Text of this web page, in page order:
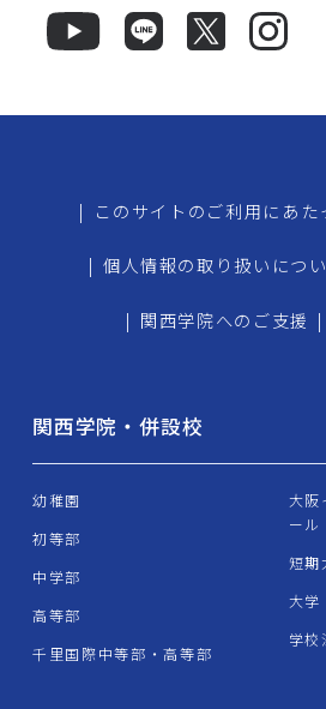
| このサイトのご利用にあた
| 個人情報の取り扱いにつ
| 関西学院へのご支援 |
関西学院・併設校
幼稚園
初等部
中学部
高等部
千里国際中等部・高等部
大阪
ール
短期
大学
学校